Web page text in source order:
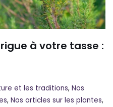
à votre tasse :
et les traditions, Nos
, Nos articles sur les plantes,